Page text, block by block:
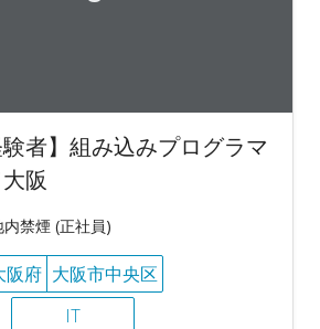
験者】組み込みプログラマ
阪
禁煙 (正社員)
阪府 大阪市中央区
IT